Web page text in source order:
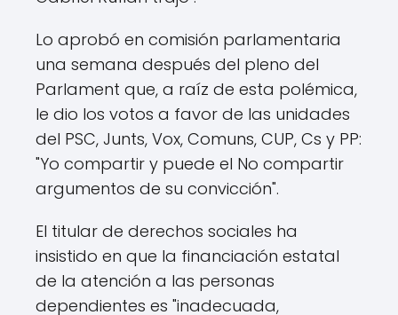
Lo aprobó en comisión parlamentaria
una semana después del pleno del
Parlament que, a raíz de esta polémica,
le dio los votos a favor de las unidades
del PSC, Junts, Vox, Comuns, CUP, Cs y PP:
"Yo compartir y puede el No compartir
argumentos de su convicción".
El titular de derechos sociales ha
insistido en que la financiación estatal
de la atención a las personas
dependientes es "inadecuada,